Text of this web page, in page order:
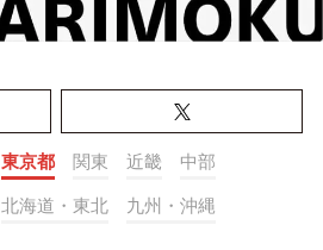
東京都 関東 近畿 中部
北海道・東北 九州・沖縄